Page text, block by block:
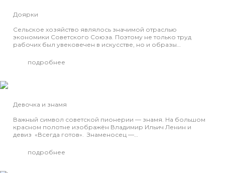
Доярки
Сельское хозяйство являлось значимой отраслью
экономики Советского Союза. Поэтому не только труд
рабочих был увековечен в искусстве, но и образы…
подробнее
Девочка и знамя
Важный символ советской пионерии — знамя. На большом
красном полотне изображён Владимир Ильич Ленин и
девиз «Всегда готов». Знаменосец —…
подробнее